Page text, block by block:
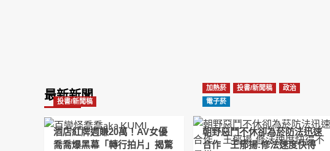
最新新聞
投書/新聞稿
酒店紅牌週賺20萬！AV女優
喬喬爆黑幕「轉行拍片」揭驚
加熱菸 投書/新聞稿
政治
電子菸
朝野惡鬥不休卻為菸防法迅速
合作 王郁揚:修法速度快得